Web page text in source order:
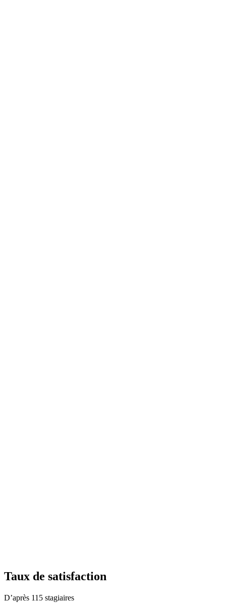
Taux de satisfaction
D’après 115 stagiaires